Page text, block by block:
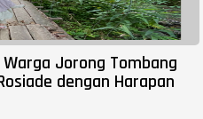
Jorong Tombang
dengan Harapan